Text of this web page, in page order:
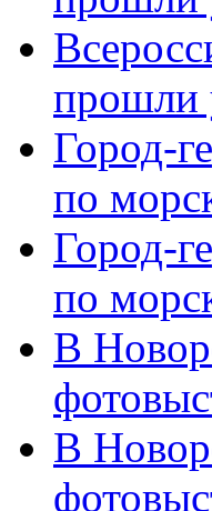
прошли
Город-
по
Город-
по
В
В